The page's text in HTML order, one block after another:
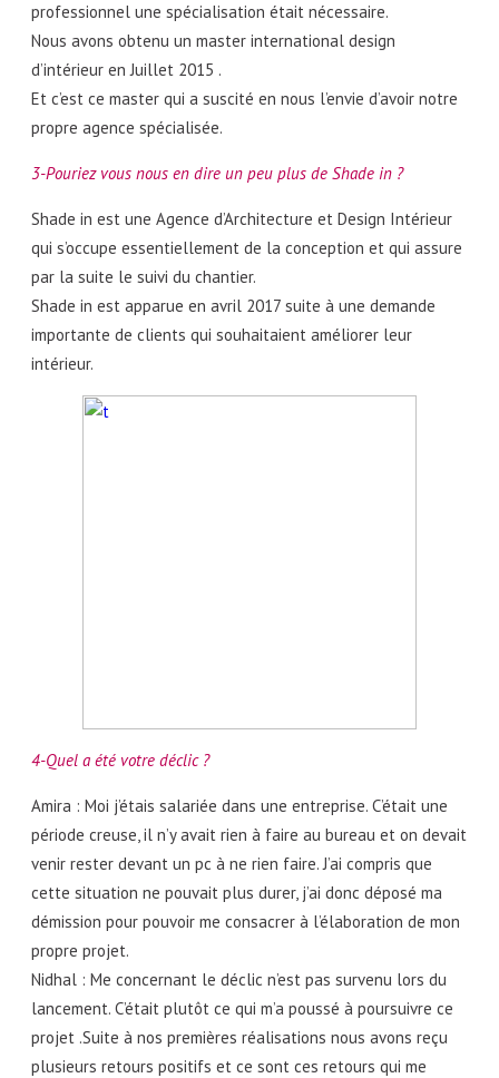
professionnel une spécialisation était nécessaire.
Nous avons obtenu un master international design
d’intérieur en Juillet 2015 .
Et c’est ce master qui a suscité en nous l’envie d’avoir notre
propre agence spécialisée.
3-Pouriez vous nous en dire un peu plus de Shade in ?
Shade in est une Agence d’Architecture et Design Intérieur
qui s’occupe essentiellement de la conception et qui assure
par la suite le suivi du chantier.
Shade in est apparue en avril 2017 suite à une demande
importante de clients qui souhaitaient améliorer leur
intérieur.
4-Quel a été votre déclic ?
Amira : Moi j’étais salariée dans une entreprise. C’était une
période creuse, il n’y avait rien à faire au bureau et on devait
venir rester devant un pc à ne rien faire. J’ai compris que
cette situation ne pouvait plus durer, j’ai donc déposé ma
démission pour pouvoir me consacrer à l’élaboration de mon
propre projet.
Nidhal : Me concernant le déclic n’est pas survenu lors du
lancement. C’était plutôt ce qui m’a poussé à poursuivre ce
projet .Suite à nos premières réalisations nous avons reçu
plusieurs retours positifs et ce sont ces retours qui me